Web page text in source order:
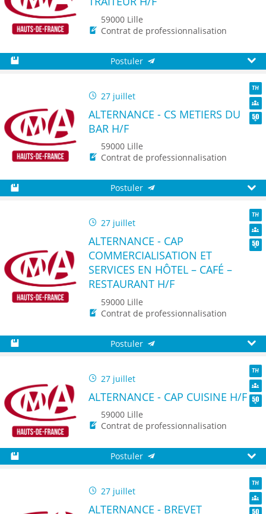
59000 Lille
Contrat de professionnalisation
Postuler
27 juillet
TH
ALTERNANCE - CS METIERS DU
BAR H/F
59000 Lille
Contrat de professionnalisation
Postuler
27 juillet
TH
ALTERNANCE - CAP
COMMERCIALISATION ET
SERVICES EN HÔTEL – CAFÉ –
RESTAURANT H/F
59000 Lille
Contrat de professionnalisation
Postuler
27 juillet
TH
ALTERNANCE - CAP CUISINE H/F
59000 Lille
Contrat de professionnalisation
Postuler
27 juillet
TH
ALTERNANCE - BREVET